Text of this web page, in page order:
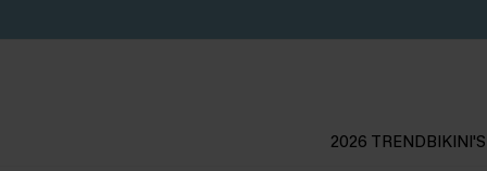
2026 TRENDBIKINI'S